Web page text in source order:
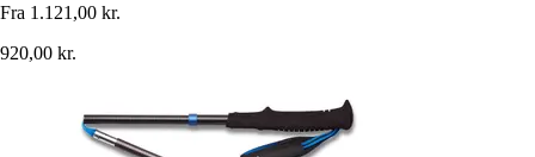
Fra 1.121,00 kr.
920,00 kr.